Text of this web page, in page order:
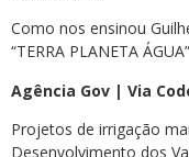
Como nos ensinou
“TERRA PLANETA ÁGUA”
Agência Gov | Via
Projetos de irrigação
Desenvolvimento dos